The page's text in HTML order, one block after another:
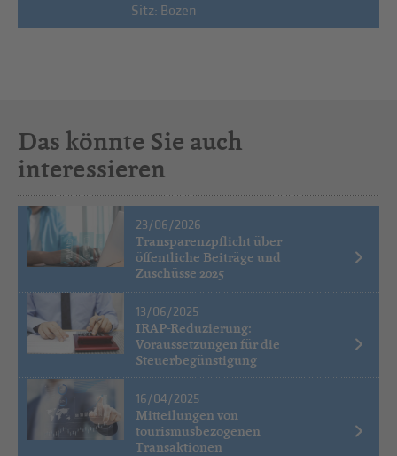
Sitz: Bozen
Das könnte Sie auch
interessieren
23/06/2026
Transparenzpflicht über
öffentliche Beiträge und
Zuschüsse 2025
13/06/2025
IRAP-Reduzierung:
Voraussetzungen für die
Steuerbegünstigung
16/04/2025
Mitteilungen von
tourismusbezogenen
Transaktionen